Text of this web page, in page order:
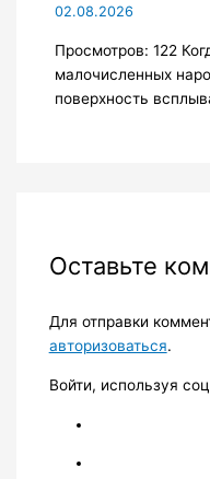
02.08.2026
Просмотров: 122
малочисленных
поверхность
Оставьте
Для отправки
авторизоваться.
Войти, используя